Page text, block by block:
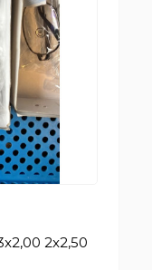
2x2,50